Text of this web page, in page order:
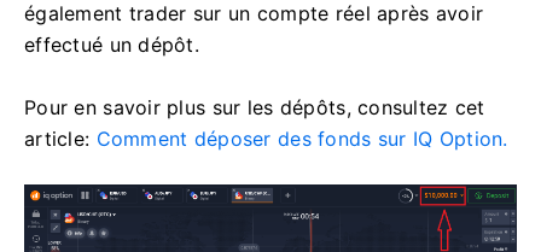
également trader sur un compte réel après avoir
effectué un dépôt.
Pour en savoir plus sur les dépôts, consultez cet
article: Comment déposer des fonds sur IQ Option.